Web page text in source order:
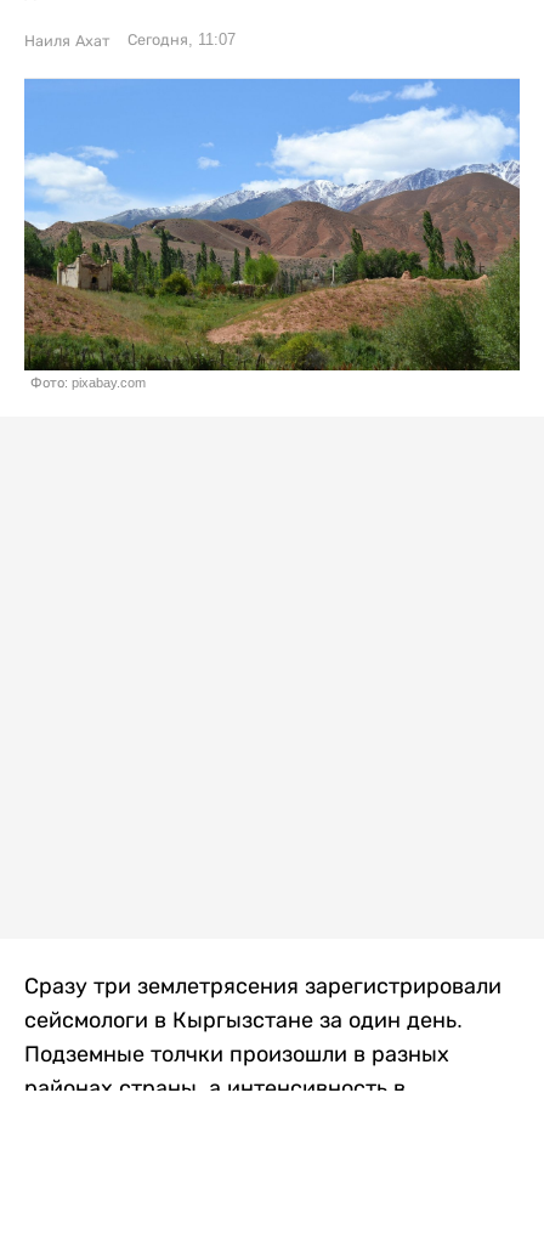
Наиля Ахат Сегодня, 11:07
Фото: pixabay.com
Сразу три землетрясения зарегистрировали
сейсмологи в Кыргызстане за один день.
Подземные толчки произошли в разных
районах страны, а интенсивность в